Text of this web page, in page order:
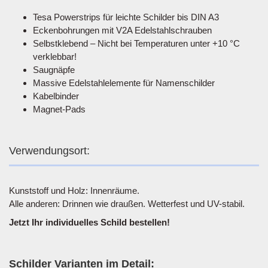
Tesa Powerstrips für leichte Schilder bis DIN A3
Eckenbohrungen mit V2A Edelstahlschrauben
Selbstklebend – Nicht bei Temperaturen unter +10 °C
verklebbar!
Saugnäpfe
Massive Edelstahlelemente für Namenschilder
Kabelbinder
Magnet-Pads
Verwendungsort:
Kunststoff und Holz: Innenräume.
Alle anderen: Drinnen wie draußen. Wetterfest und UV-stabil.
Jetzt Ihr individuelles Schild bestellen!
Schilder Varianten im Detail: